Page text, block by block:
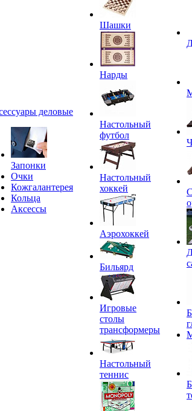
деловые
Запонки
Очки
Кожгалантерея
Кольца
Аксессы
Шашки
Нарды
Настольный
футбол
Настольный
хоккей
Аэрохоккей
Бильярд
Игровые
столы
трансформеры
Настольный
теннис